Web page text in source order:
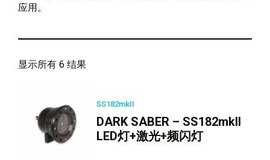
应用。
显示所有 6 结果
SS182mkII
DARK SABER – SS182mkII
LED灯+激光+频闪灯